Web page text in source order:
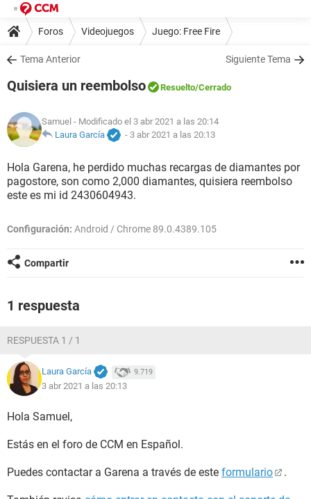
Foros Videojuegos Juego: Free Fire
Tema Anterior Siguiente Tema
Quisiera un reembolso Resuelto/Cerrado
Samuel - Modificado el 3 abr 2021 a las 20:14
Laura García
- 3 abr 2021 a las 20:13
Hola Garena, he perdido muchas recargas de diamantes por
pagostore, son como 2,000 diamantes, quisiera reembolso
este es mi id 2430604943.
Configuración: Android / Chrome 89.0.4389.105
Compartir
1 respuesta
RESPUESTA 1 / 1
Laura García 9.719
3 abr 2021 a las 20:13
Hola Samuel,
Estás en el foro de CCM en Español.
Puedes contactar a Garena a través de este formulario .